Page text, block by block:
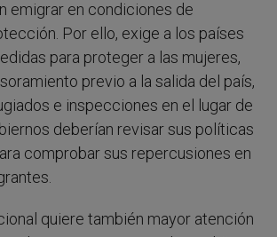
emigrar en condiciones de
Por ello, exige a los países
para proteger a las mujeres,
previo a la salida del país,
e inspecciones en el lugar de
deberían revisar sus políticas
comprobar sus repercusiones en
quiere también mayor atención